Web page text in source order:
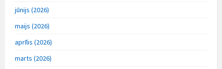
jūnijs (2026)
maijs (2026)
aprīlis (2026)
marts (2026)